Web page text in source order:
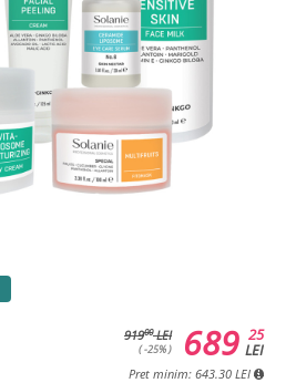
91900LEI
( -25% )
25
LEI
689
Pret minim: 643.30 LEI